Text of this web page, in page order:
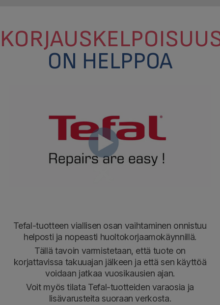
ON HELPPOA
Tefal-tuotteen viallisen osan vaihtaminen onnistuu
helposti ja nopeasti huoltokorjaamokäynnillä.
Tällä tavoin varmistetaan, että tuote on
korjattavissa takuuajan jälkeen ja että sen käyttöä
voidaan jatkaa vuosikausien ajan.
Voit myös tilata Tefal-tuotteiden varaosia ja
lisävarusteita suoraan verkosta.